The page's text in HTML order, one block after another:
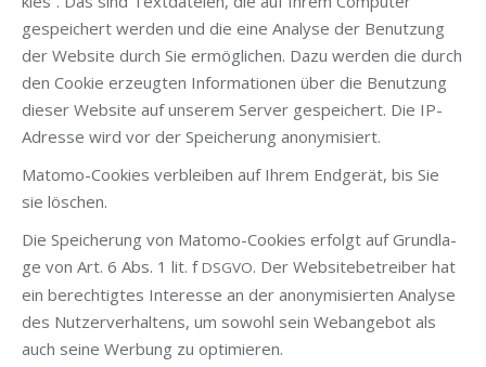
gespei­chert wer­den und die eine Ana­ly­se der Benut­zung
der Web­site durch Sie ermög­li­chen. Dazu wer­den die durch
den Coo­kie erzeug­ten Infor­ma­tio­nen über die Benut­zung
die­ser Web­site auf unse­rem Ser­ver gespei­chert. Die IP-
Adres­se wird vor der Spei­che­rung anonymisiert.
Mato­mo-Coo­kies ver­blei­ben auf Ihrem End­ge­rät, bis Sie
sie löschen.
Die Spei­che­rung von Mato­mo-Coo­kies erfolgt auf Grund­la­
ge von Art. 6 Abs. 1 lit. fDSGVO. Der Web­site­be­trei­ber hat
ein berech­tig­tes Inter­es­se an der anony­mi­sier­ten Ana­ly­se
des Nut­zer­ver­hal­tens, um sowohl sein Web­an­ge­bot als
auch sei­ne Wer­bung zu optimieren.